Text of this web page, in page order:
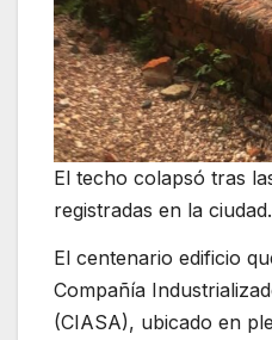
El techo colapsó tras
registradas en la ciudad.
El centenario edificio
Compañía
(CIASA), ubicado en